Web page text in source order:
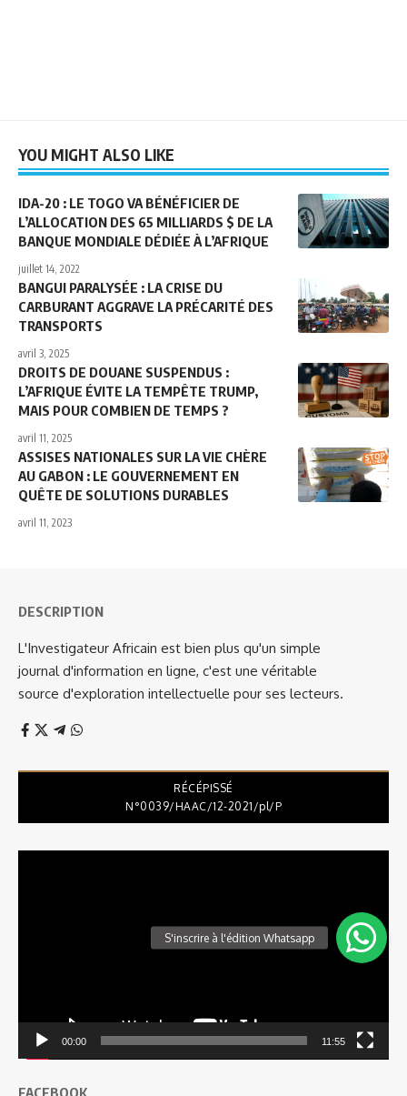
YOU MIGHT ALSO LIKE
IDA-20 : LE TOGO VA BÉNÉFICIER DE
L’ALLOCATION DES 65 MILLIARDS $ DE LA
BANQUE MONDIALE DÉDIÉE À L’AFRIQUE
juillet 14, 2022
BANGUI PARALYSÉE : LA CRISE DU
CARBURANT AGGRAVE LA PRÉCARITÉ DES
TRANSPORTS
avril 3, 2025
DROITS DE DOUANE SUSPENDUS :
L’AFRIQUE ÉVITE LA TEMPÊTE TRUMP,
MAIS POUR COMBIEN DE TEMPS ?
avril 11, 2025
ASSISES NATIONALES SUR LA VIE CHÈRE
AU GABON : LE GOUVERNEMENT EN
QUÊTE DE SOLUTIONS DURABLES
avril 11, 2023
DESCRIPTION
L'Investigateur Africain est bien plus qu'un simple
journal d'information en ligne, c'est une véritable
source d'exploration intellectuelle pour ses lecteurs.
RÉCÉPISSÉ
N°0039/HAAC/12-2021/pl/P
00:00 11:55
FACEBOOK